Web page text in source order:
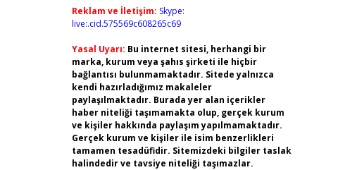
Reklam ve İletişim: Skype:
live:.cid.575569c608265c69
Yasal Uyarı: Bu internet sitesi, herhangi bir
marka, kurum veya şahıs şirketi ile hiçbir
bağlantısı bulunmamaktadır. Sitede yalnızca
kendi hazırladığımız makaleler
paylaşılmaktadır. Burada yer alan içerikler
haber niteliği taşımamakta olup, gerçek kurum
ve kişiler hakkında paylaşım yapılmamaktadır.
Gerçek kurum ve kişiler ile isim benzerlikleri
tamamen tesadüfidir. Sitemizdeki bilgiler taslak
halindedir ve tavsiye niteliği taşımazlar.